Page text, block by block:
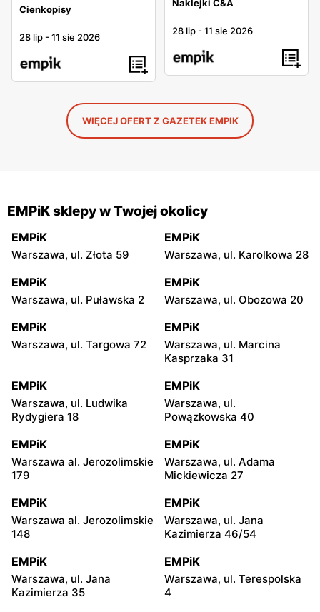
Cienkopisy
28 lip -11 sie 2026
Naklejki C&A
28 lip -11 sie 2026
WIĘCEJ OFERT Z GAZETEK EMPIK
EMPiK sklepy w Twojej okolicy
EMPiK
Warszawa, ul. Złota 59
EMPiK
Warszawa, ul. Karolkowa 28
EMPiK
Warszawa, ul. Puławska 2
EMPiK
Warszawa, ul. Obozowa 20
EMPiK
Warszawa, ul. Targowa 72
EMPiK
Warszawa, ul. Marcina
Kasprzaka 31
EMPiK
Warszawa, ul. Ludwika
Rydygiera 18
EMPiK
Warszawa, ul.
Powązkowska 40
EMPiK
Warszawa al. Jerozolimskie
179
EMPiK
Warszawa, ul. Adama
Mickiewicza 27
EMPiK
Warszawa al. Jerozolimskie
148
EMPiK
Warszawa, ul. Jana
Kazimierza 46/54
EMPiK
Warszawa, ul. Jana
Kazimierza 35
EMPiK
Warszawa, ul. Terespolska
4